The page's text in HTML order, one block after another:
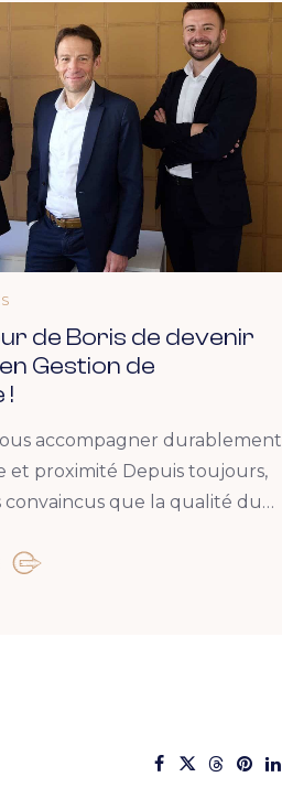
de Boris de devenir
Gestion de
!
accompagner durablement
et proximité Depuis toujours,
convaincus que la qualité du…